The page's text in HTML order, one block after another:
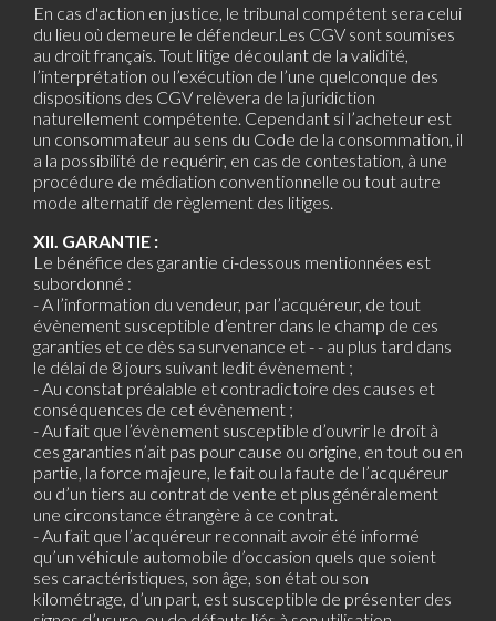
En cas d'action en justice, le tribunal compétent sera celui
du lieu où demeure le défendeur.Les CGV sont soumises
au droit français. Tout litige découlant de la validité,
l’interprétation ou l’exécution de l’une quelconque des
dispositions des CGV relèvera de la juridiction
naturellement compétente. Cependant si l’acheteur est
un consommateur au sens du Code de la consommation, il
a la possibilité de requérir, en cas de contestation, à une
procédure de médiation conventionnelle ou tout autre
mode alternatif de règlement des litiges.
XII. GARANTIE :
Le bénéfice des garantie ci-dessous mentionnées est
subordonné :
- A l’information du vendeur, par l’acquéreur, de tout
évènement susceptible d’entrer dans le champ de ces
garanties et ce dès sa survenance et - - au plus tard dans
le délai de 8 jours suivant ledit évènement ;
- Au constat préalable et contradictoire des causes et
conséquences de cet évènement ;
- Au fait que l’évènement susceptible d’ouvrir le droit à
ces garanties n’ait pas pour cause ou origine, en tout ou en
partie, la force majeure, le fait ou la faute de l’acquéreur
ou d’un tiers au contrat de vente et plus généralement
une circonstance étrangère à ce contrat.
- Au fait que l’acquéreur reconnait avoir été informé
qu’un véhicule automobile d’occasion quels que soient
ses caractéristiques, son âge, son état ou son
kilométrage, d’un part, est susceptible de présenter des